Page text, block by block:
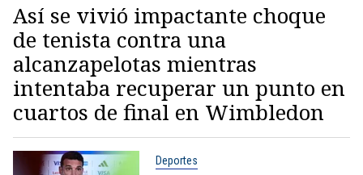
Así se vivió impactante choque
de tenista contra una
alcanzapelotas mientras
intentaba recuperar un punto en
cuartos de final en Wimbledon
Deportes